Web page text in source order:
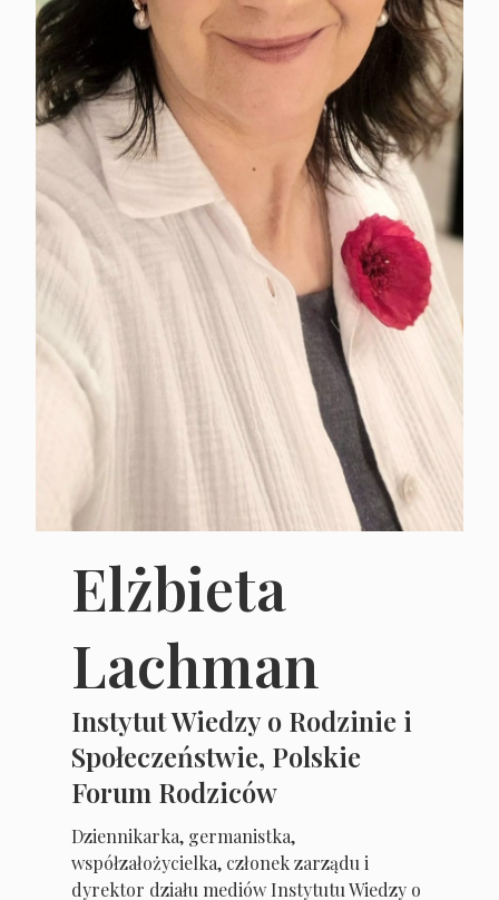
Elżbieta
Lachman
Instytut Wiedzy o Rodzinie i
Społeczeństwie, Polskie
Forum Rodziców
Dziennikarka, germanistka,
współzałożycielka, członek zarządu i
dyrektor działu mediów Instytutu Wiedzy o